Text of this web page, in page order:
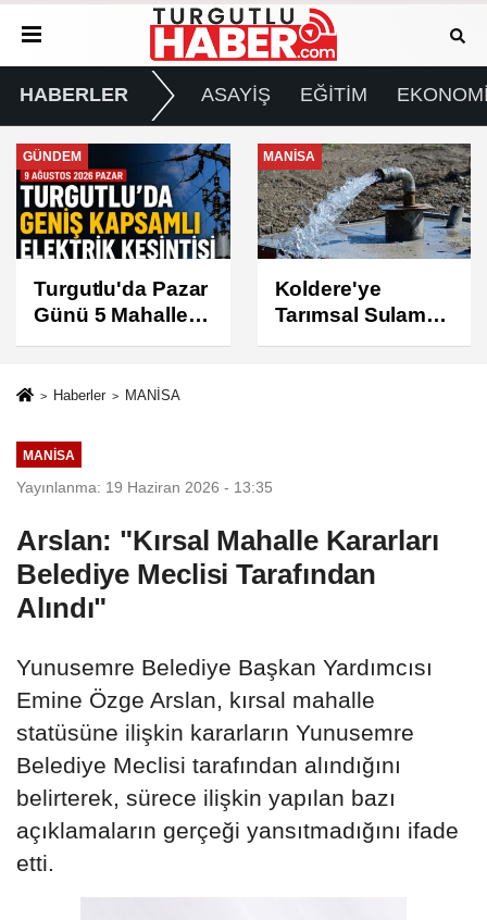
HABERLER ASAYİŞ EĞİTİM
MANİSA
Koldere'ye
Tarımsal Sulama
Desteği
GÜNDEM
Manisa'da 1.200
Kınalı Keklik
Doğaya Salındı
Haberler MANİSA
MANİSA
Yayınlanma: 19 Haziran 2026 - 13:35
Arslan: "Kırsal Mahalle Kararları
Belediye Meclisi Tarafından
Alındı"
Yunusemre Belediye Başkan Yardımcısı
Emine Özge Arslan, kırsal mahalle
statüsüne ilişkin kararların Yunusemre
Belediye Meclisi tarafından alındığını
belirterek, sürece ilişkin yapılan bazı
açıklamaların gerçeği yansıtmadığını ifade
etti.